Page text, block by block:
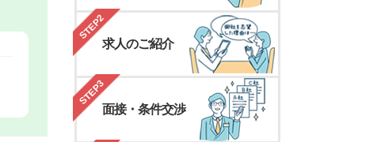
STEP2
求人のご紹介
STEP3
面接・条件交渉